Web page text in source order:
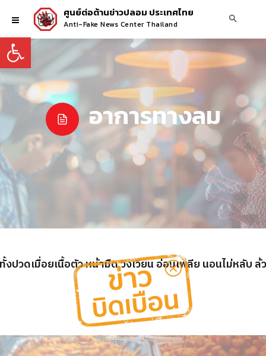
Open toolbar
ศูนย์ต่อต้านข่าวปลอม ประเทศไทย
Anti-Fake News Center Thailand
อาการทางลม
ปวดเมื่อยเนื้อตัว หน้ามืด วิงเวียน อ่อนเพลีย นอนไม่หลับ